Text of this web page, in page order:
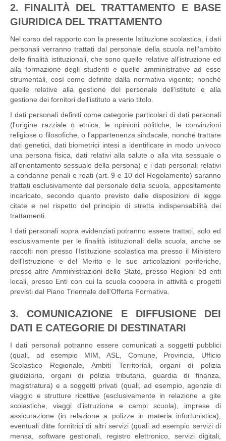
2. FINALITÀ DEL TRATTAMENTO E BASE
GIURIDICA DEL TRATTAMENTO
Nel corso del rapporto con la presente Istituzione scolastica, i dati
personali verranno trattati dal personale della scuola nell’ambito
delle finalità istituzionali, che sono quelle relative all’istruzione ed
alla formazione degli studenti e quelle amministrative ad esse
strumentali, così come definite dalla normativa vigente; nonché
quelle relative alla gestione del personale dell’istituto e alla
gestione dei fornitori dell’istituto a vario titolo.
I dati personali definiti come categorie particolari di dati personali
(l'origine razziale o etnica, le opinioni politiche, le convinzioni
religiose o filosofiche, o l'appartenenza sindacale, nonché trattare
dati genetici, dati biometrici intesi a identificare in modo univoco
una persona fisica, dati relativi alla salute o alla vita sessuale o
all'orientamento sessuale della persona) e i dati personali relativi
a condanne penali e reati (art. 9 e 10 del Regolamento) saranno
trattati esclusivamente dal personale della scuola, appositamente
incaricato, secondo quanto previsto dalle disposizioni di legge
citate e nel rispetto del principio di stretta indispensabilità dei
trattamenti.
I dati personali sopra evidenziati potranno essere trattati, solo ed
esclusivamente per le finalità istituzionali della scuola, anche se
raccolti non presso l'Istituzione scolastica ma presso il Ministero
dell'Istruzione e del Merito e le sue articolazioni periferiche,
presso altre Amministrazioni dello Stato, presso Regioni ed enti
locali, presso Enti con cui la scuola coopera in attività e progetti
previsti dal Piano Triennale dell'Offerta Formativa.
3. COMUNICAZIONE E DIFFUSIONE DEI
DATI E CATEGORIE DI DESTINATARI
I dati personali potranno essere comunicati a soggetti pubblici
(quali, ad esempio MIM, ASL, Comune, Provincia, Ufficio
Scolastico Regionale, Ambiti Territoriali, organi di polizia
giudiziaria, organi di polizia tributaria, guardia di finanza,
magistratura) e a soggetti privati (quali, ad esempio, agenzie di
viaggio e strutture ricettive (esclusivamente in relazione a gite
scolastiche, viaggi d’istruzione e campi scuola), imprese di
assicurazione (in relazione a polizze in materia infortunistica),
eventuali ditte fornitrici di altri servizi (quali ad esempio servizi di
mensa, software gestionali, registro elettronico, servizi digitali,